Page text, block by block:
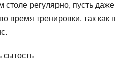
регулярно, пусть
время тренировки, так
сытость